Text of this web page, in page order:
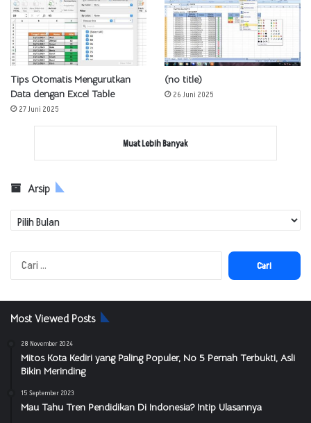
Tips Otomatis Mengurutkan
Data dengan Excel Table
27 Juni 2025
(no title)
26 Juni 2025
Muat Lebih Banyak
Arsip
Cari
Most Viewed Posts
28 November 2024
Mitos Kota Kediri yang Paling Populer, No 5 Pernah Terbukti, Asli
Bikin Merinding
15 September 2023
Mau Tahu Tren Pendidikan Di Indonesia? Intip Ulasannya